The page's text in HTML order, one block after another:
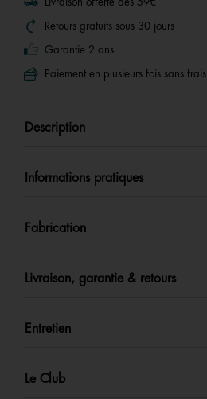
Retours gratuits sous 30 jours
Garantie 2 ans
Paiement en plusieurs fois sans frais
Description
Informations pratiques
Fabrication
Livraison, garantie & retours
Entretien
Le Club